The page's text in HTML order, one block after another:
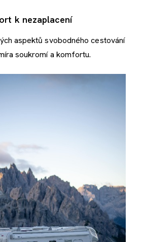
k nezaplacení
aspektů svobodného cestování
soukromí a komfortu.